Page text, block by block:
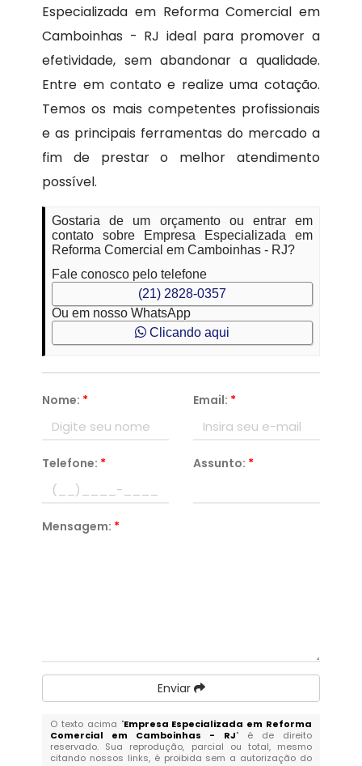
Especializada em Reforma Comercial em
Camboinhas - RJ ideal para promover a
efetividade, sem abandonar a qualidade.
Entre em contato e realize uma cotação.
Temos os mais competentes profissionais
e as principais ferramentas do mercado a
fim de prestar o melhor atendimento
possível.
Gostaria de um orçamento ou entrar em
contato sobre Empresa Especializada em
Reforma Comercial em Camboinhas - RJ?
Fale conosco pelo telefone
(21) 2828-0357
Ou em nosso WhatsApp
Clicando aqui
Nome: * Email: *
Telefone: * Assunto: *
Mensagem: *
Enviar
O texto acima "Empresa Especializada em Reforma
Comercial em Camboinhas - RJ" é de direito
reservado. Sua reprodução, parcial ou total, mesmo
citando nossos links, é proibida sem a autorização do